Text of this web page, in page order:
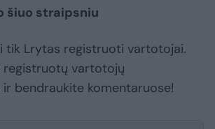
šiuo straipsniu
tik Lrytas registruoti vartotojai.
registruotų vartotojų
bendraukite komentaruose!